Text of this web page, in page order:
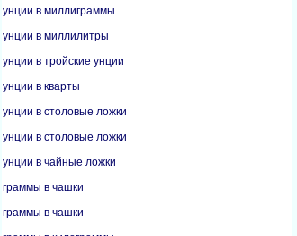
унции в миллиграммы
унции в миллилитры
унции в тройские унции
унции в кварты
унции в столовые ложки
унции в столовые ложки
унции в чайные ложки
граммы в чашки
граммы в чашки